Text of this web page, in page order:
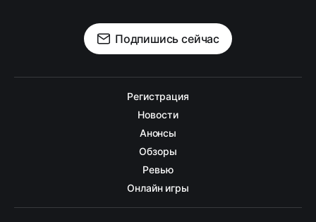
Подпишись сейчас
Регистрация
Новости
Анонсы
Обзоры
Ревью
Онлайн игры